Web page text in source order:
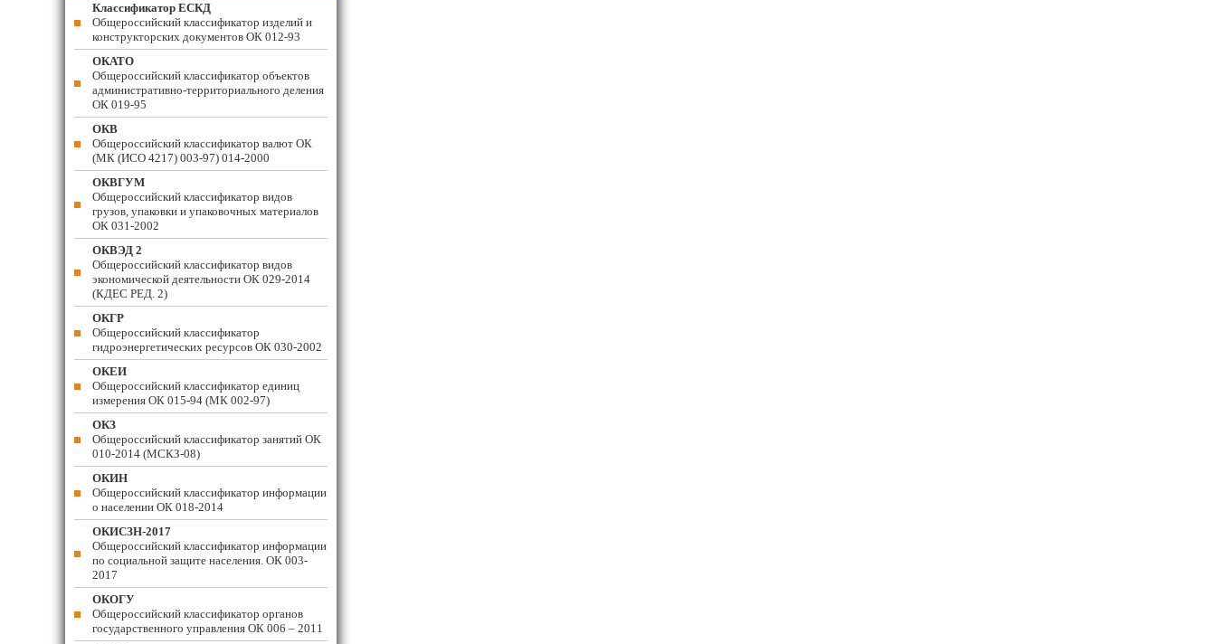
Классификатор ЕСКД
Общероссийский классификатор изделий и
конструкторских документов ОК 012-93
ОКАТО
Общероссийский классификатор объектов
административно-территориального деления
ОК 019-95
ОКВ
Общероссийский классификатор валют ОК
(МК (ИСО 4217) 003-97) 014-2000
ОКВГУМ
Общероссийский классификатор видов
грузов, упаковки и упаковочных материалов
ОК 031-2002
ОКВЭД 2
Общероссийский классификатор видов
экономической деятельности ОК 029-2014
(КДЕС РЕД. 2)
ОКГР
Общероссийский классификатор
гидроэнергетических ресурсов ОК 030-2002
ОКЕИ
Общероссийский классификатор единиц
измерения ОК 015-94 (МК 002-97)
ОКЗ
Общероссийский классификатор занятий ОК
010-2014 (МСКЗ-08)
ОКИН
Общероссийский классификатор информации
о населении ОК 018-2014
ОКИСЗН-2017
Общероссийский классификатор информации
по социальной защите населения. ОК 003-
2017
ОКОГУ
Общероссийский классификатор органов
государственного управления ОК 006 – 2011